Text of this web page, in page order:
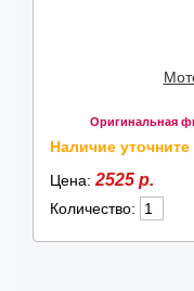
Оригинальная
Наличие
Цена: 2525 р.
Количество: